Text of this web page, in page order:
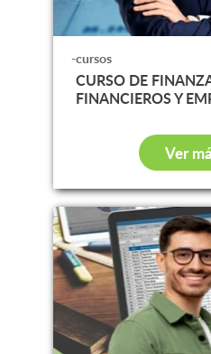
-cursos
CURSO DE
FINANCIEROS Y
Ver